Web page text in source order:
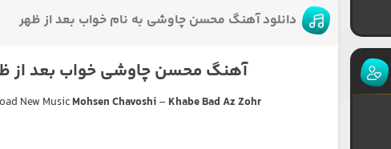
دانلود آهنگ محسن چاوشی به نام خواب بعد از ظهر
آهنگ محسن چاوشی خواب بعد از
New MusicMohsen Chavoshi– Khabe Bad Az Zohr